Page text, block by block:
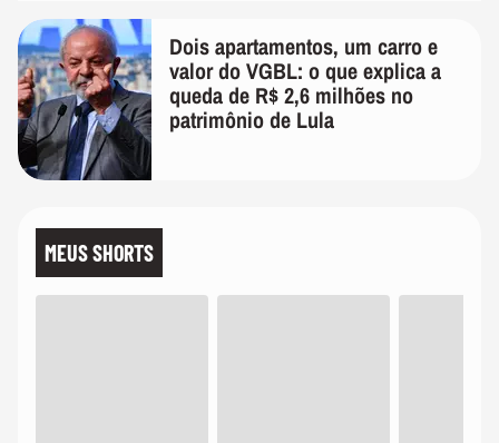
Dois apartamentos, um carro e
valor do VGBL: o que explica a
queda de R$ 2,6 milhões no
patrimônio de Lula
MEUS SHORTS